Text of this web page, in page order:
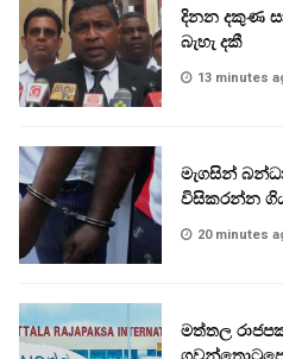
දිනන දකුණ
බැහැ දකී
13 minutes
මැගසින්
විසිකරන්න
20 minutes
මත්තල